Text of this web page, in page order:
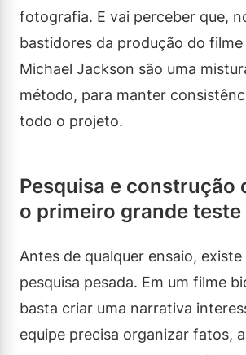
fotografia. E vai perceber que,
bastidores da produção do
Michael Jackson são uma
método, para manter
todo o projeto.
Pesquisa e construção
o primeiro grande teste
Antes de qualquer ensaio,
pesquisa pesada. Em um filme
basta criar uma narrativa
equipe precisa organizar fatos,